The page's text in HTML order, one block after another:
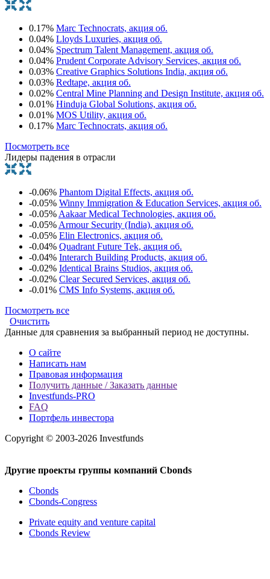
0.17% Marc Technocrats, акция об.
0.04% Lloyds Luxuries, акция об.
0.04% Spectrum Talent Management, акция об.
0.04% Prudent Corporate Advisory Services, акция об.
0.03% Creative Graphics Solutions India, акция об.
0.03% Redtape, акция об.
0.02% Central Mine Planning and Design Institute, акция об.
0.01% Hinduja Global Solutions, акция об.
0.01% MOS Utility, акция об.
0.17% Marc Technocrats, акция об.
Посмотреть все
Лидеры падения в отрасли
-0.06% Phantom Digital Effects, акция об.
-0.05% Winny Immigration & Education Services, акция об.
-0.05% Aakaar Medical Technologies, акция об.
-0.05% Armour Security (India), акция об.
-0.05% Elin Electronics, акция об.
-0.04% Quadrant Future Tek, акция об.
-0.04% Interarch Building Products, акция об.
-0.02% Identical Brains Studios, акция об.
-0.02% Clear Secured Services, акция об.
-0.01% CMS Info Systems, акция об.
Посмотреть все
Очистить
Данные для сравнения за выбранный период не доступны.
О сайте
Написать нам
Правовая информация
Получить данные / Заказать данные
Investfunds-PRO
FAQ
Портфель инвестора
Copyright © 2003-2026 Investfunds
Другие проекты группы компаний Cbonds
Cbonds
Cbonds-Congress
Private equity and venture capital
Cbonds Review